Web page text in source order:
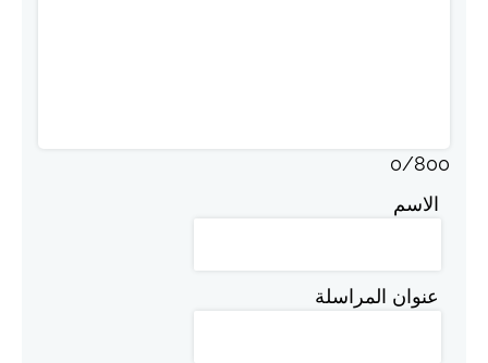
0/800
الاسم
عنوان المراسلة